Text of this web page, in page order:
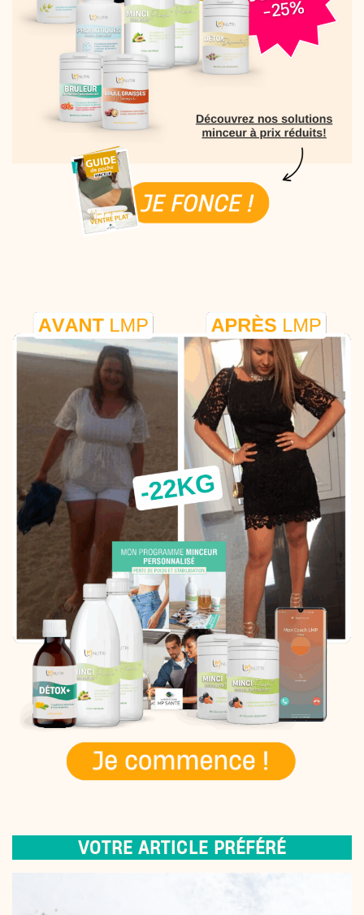
VOTRE ARTICLE PRÉFÉRÉ